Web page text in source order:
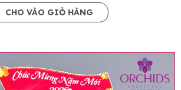
CHO VÀO GIỎ HÀNG